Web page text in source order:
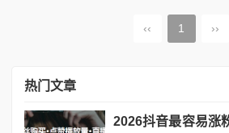
‹‹ 1 ››
热门文章
2026抖音最容易涨